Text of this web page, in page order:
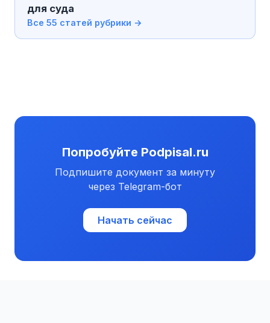
для суда
Все 55 статей рубрики →
Попробуйте Podpisal.ru
Подпишите документ за минуту
через Telegram-бот
Начать сейчас